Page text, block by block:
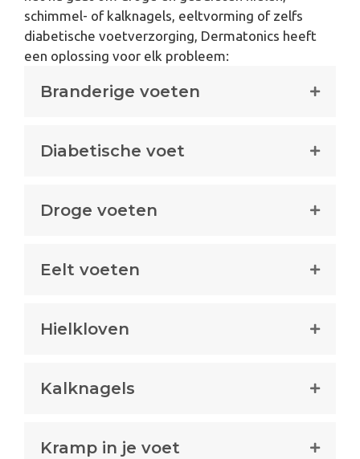
schimmel- of kalknagels, eeltvorming of zelfs
diabetische voetverzorging, Dermatonics heeft
een oplossing voor elk probleem:
Branderige voeten
Diabetische voet
Droge voeten
Eelt voeten
Hielkloven
Kalknagels
Kramp in je voet